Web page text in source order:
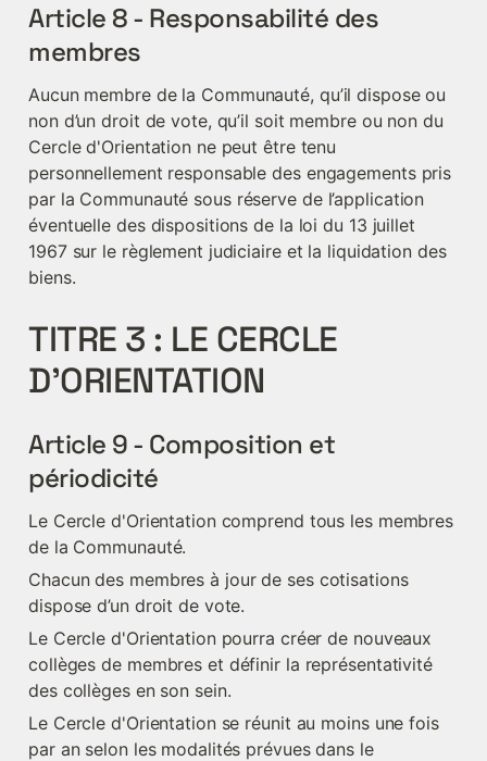
Article 8 - Responsabilité des
membres
Aucun membre de la Communauté, qu’il dispose ou
non d’un droit de vote, qu’il soit membre ou non du
Cercle d'Orientation ne peut être tenu
personnellement responsable des engagements pris
par la Communauté sous réserve de l’application
éventuelle des dispositions de la loi du 13 juillet
1967 sur le règlement judiciaire et la liquidation des
biens.
TITRE 3 : LE CERCLE
D’ORIENTATION
Article 9 - Composition et
périodicité
Le Cercle d'Orientation comprend tous les membres
de la Communauté.
Chacun des membres à jour de ses cotisations
dispose d’un droit de vote.
Le Cercle d'Orientation pourra créer de nouveaux
collèges de membres et définir la représentativité
des collèges en son sein.
Le Cercle d'Orientation se réunit au moins une fois
par an selon les modalités prévues dans le